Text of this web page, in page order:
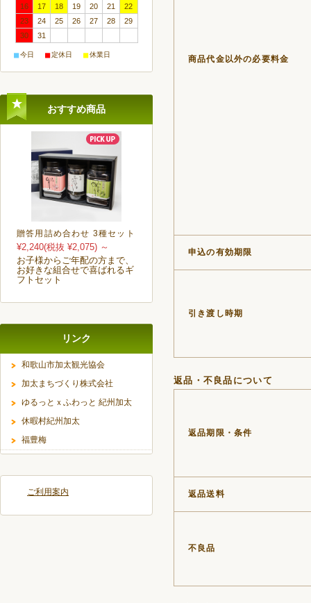
商品代金以外の必要料金
申込の有効期限
引き渡し時期
返品・不良品について
返品期限・条件
返品送料
不良品
16
17 18 19 20 21
22
23
24 25 26 27 28
29
30
31
■今日 ■定休日 ■休業日
おすすめ商品
贈答用詰め合わせ 3種セット
¥2,240(税抜 ¥2,075) ～
お子様からご年配の方まで、
お好きな組合せで喜ばれるギ
フトセット
リンク
和歌山市加太観光協会
加太まちづくり株式会社
ゆるっとｘふわっと 紀州加太
休暇村紀州加太
福豊梅
ご利用案内